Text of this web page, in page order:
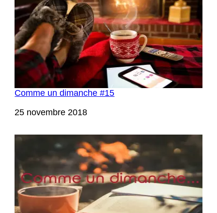
Comme un dimanche #15
Date
25 novembre 2018